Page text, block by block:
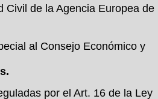
Civil de la Agencia Europea de
al Consejo Económico y
por el Art. 16 de la Ley